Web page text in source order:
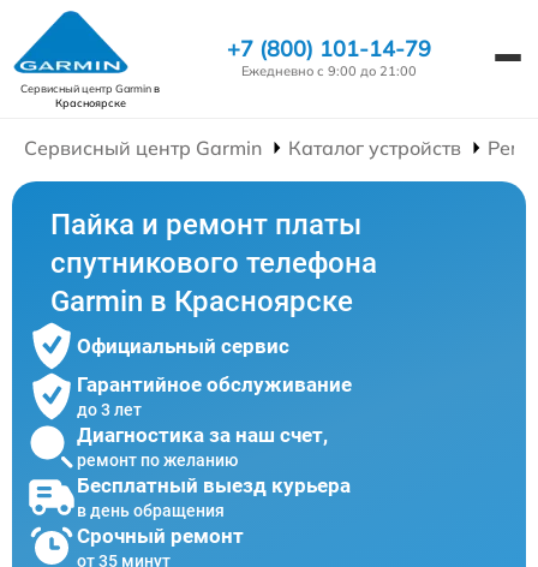
Сервисный центр Garminв
Красноярске
+7 (800) 101-14-79
Ежедневно с 9:00 до 21:00
Сервисный центр Garmin Каталог устройств
Пайка и ремонт платы
спутникового телефона
Garmin в Красноярске
Официальный сервис
Гарантийное обслуживание
до 3 лет
Диагностика за наш счет,
ремонт по желанию
Бесплатный выезд курьера
в день обращения
Срочный ремонт
от 35 минут